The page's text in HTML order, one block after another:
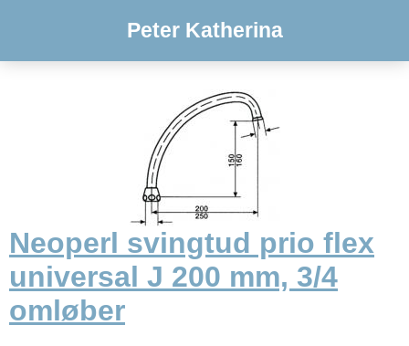
Peter Katherina
Neoperl svingtud prio flex
universal J 200 mm, 3/4
omløber